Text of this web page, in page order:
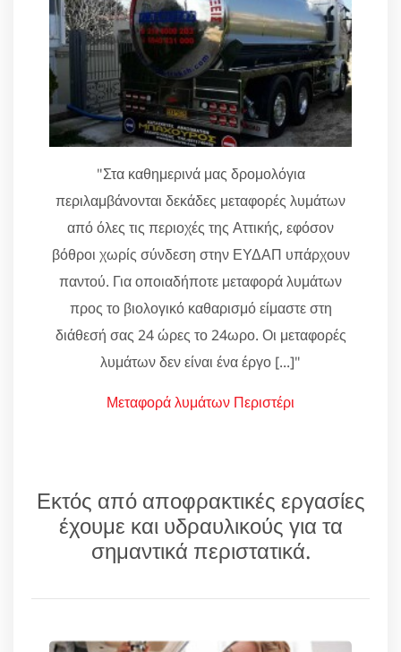
"Στα καθημερινά μας δρομολόγια
περιλαμβάνονται δεκάδες μεταφορές λυμάτων
από όλες τις περιοχές της Αττικής, εφόσον
βόθροι χωρίς σύνδεση στην ΕΥΔΑΠ υπάρχουν
παντού. Για οποιαδήποτε μεταφορά λυμάτων
προς το βιολογικό καθαρισμό είμαστε στη
διάθεσή σας 24 ώρες το 24ωρο. Οι μεταφορές
λυμάτων δεν είναι ένα έργο [...]"
Μεταφορά λυμάτων Περιστέρι
Εκτός από αποφρακτικές εργασίες
έχουμε και υδραυλικούς για τα
σημαντικά περιστατικά.